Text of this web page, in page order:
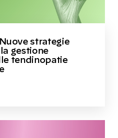
strategie
gestione
tendinopatie